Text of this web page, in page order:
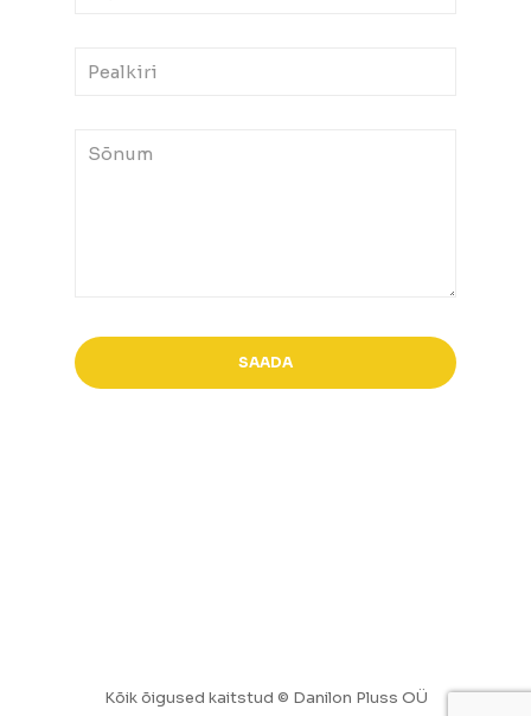
Kõik õigused kaitstud © Danilon Pluss OÜ